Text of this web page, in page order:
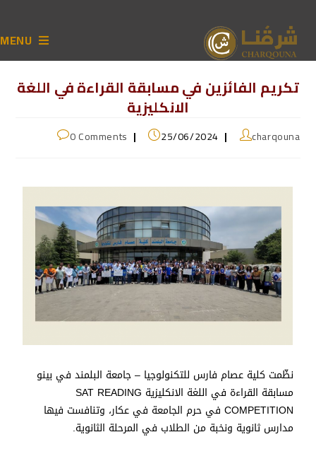
MENU
تكريم الفائزين في مسابقة القراءة في اللغة
الانكليزية
charqouna
25/06/2024
0 Comments
نظّمت كلية عصام فارس للتكنولوجيا – جامعة البلمند في بينو
مسابقة القراءة في اللغة الانكليزية SAT READING
COMPETITION في حرم الجامعة في عكار، وتنافست فيها
مدارس ثانوية ونخبة من الطلاب في المرحلة الثانوية.